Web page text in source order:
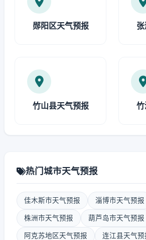
郧阳区天气预报
竹山县天气预报
热门城市天气预报
佳木斯市天气预报 淄博市天气预报
株洲市天气预报 葫芦岛市天气预报
阿克苏地区天气预报 连江县天气预